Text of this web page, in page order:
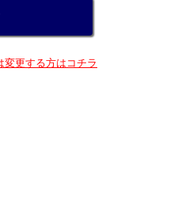
更する方はコチラ